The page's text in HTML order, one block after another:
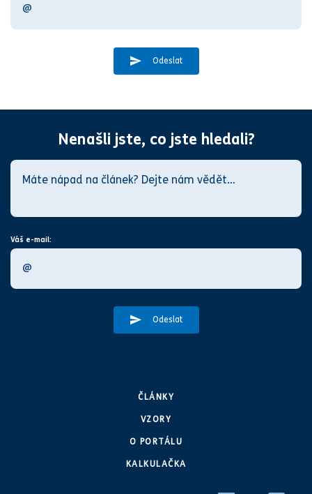
Odeslat
Nenašli jste, co jste hledali?
Váš e-mail:
Odeslat
ČLÁNKY
VZORY
O PORTÁLU
KALKULAČKA